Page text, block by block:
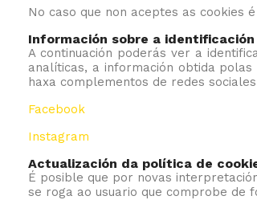
No caso que non aceptes as cookies
Información sobre a
A continuación poderás ver a
analíticas, a información obtida
haxa complementos de redes
Facebook
Instagram
Actualización da política de
É posible que por novas
se roga ao usuario que comprobe de